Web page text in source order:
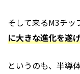
そして来るM3チッ
に大きな進化を遂
というのも、半導